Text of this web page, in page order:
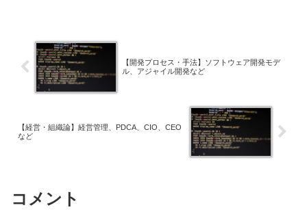
【開発プロセス・手法】ソフトウェア開発モデ
ル、アジャイル開発など
【経営・組織論】経営管理、PDCA、CIO、CEO
など
コメント